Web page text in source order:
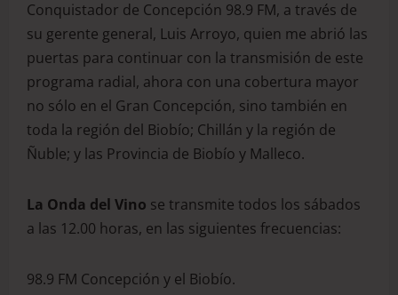
Conquistador de Concepción 98.9 FM, a través de
su gerente general, Luis Arroyo, quien me abrió las
puertas para continuar con la transmisión de este
programa radial, ahora con una cobertura mayor
no sólo en el Gran Concepción, sino también en
toda la región del Biobío; Chillán y la región de
Ñuble; y las Provincia de Biobío y Malleco.
La Onda del Vino se transmite todos los sábados
a las 12.00 horas, en las siguientes frecuencias:
98.9 FM Concepción y el Biobío.